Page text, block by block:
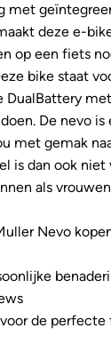
met
deze e-
op een fiets
bike staat
De nevo is
met gemak
is dan ook niet
als
Nevo
de